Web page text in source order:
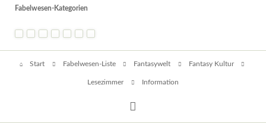
-
Gelegenheiten
Fabelwesen-Kategorien
Start Fabelwesen-Liste Fantasywelt Fantasy Kultur
Lesezimmer Information